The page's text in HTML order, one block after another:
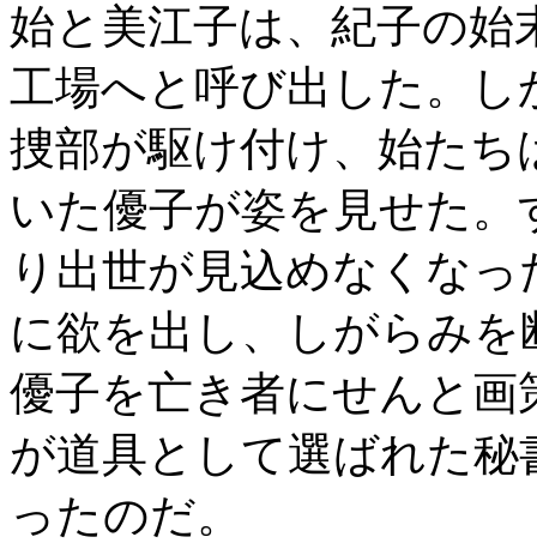
始と美江子は、紀子の
工場へと呼び出した。
捜部が駆け付け、始た
いた優子が姿を見せた
り出世が見込めなくな
に欲を出し、しがらみ
優子を亡き者にせんと
が道具として選ばれた
ったのだ。